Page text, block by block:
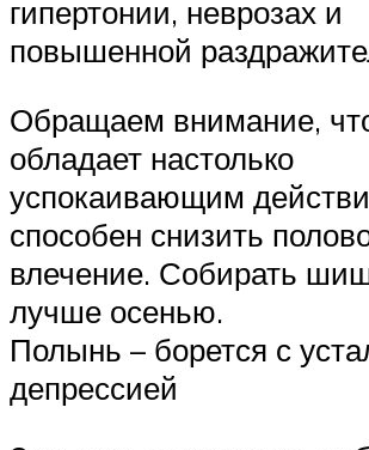
гипертонии, неврозах и
повышенной
Обращаем внимание,
обладает настолько
успокаивающим
способен снизить
влечение. Собирать
лучше осенью.
Полынь – борется с
депрессией